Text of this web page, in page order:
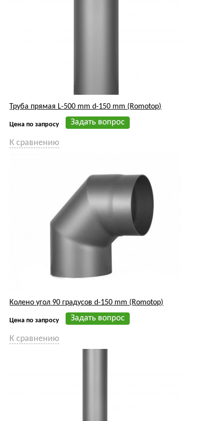
Труба прямая L-500 mm d-150 mm (Romotop)
Цена по запросу
К сравнению
Колено угол 90 градусов d-150 mm (Romotop)
Цена по запросу
К сравнению